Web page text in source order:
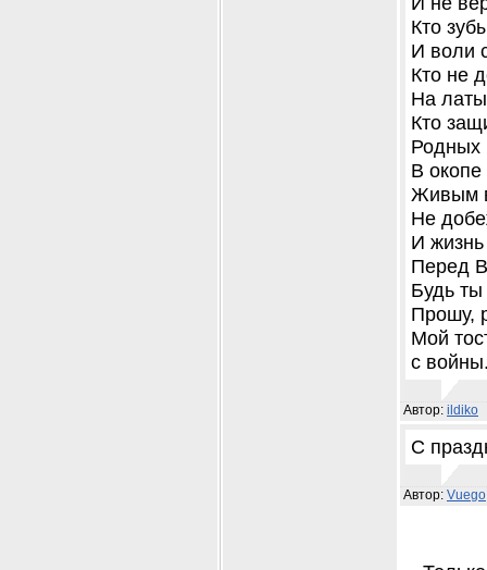
Кто
И воли
Кто не
На
Кто
Родных
В окопе
Живым
Не
И жизнь
Перед
Будь ты
Прошу,
Мой
с
Автор: ildiko
С
Автор: Vuego